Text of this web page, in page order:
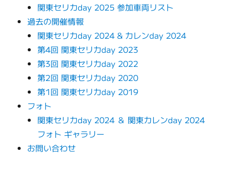
関東セリカday 2025 参加車両リスト
過去の開催情報
関東セリカday 2024 & カレンday 2024
第4回 関東セリカday 2023
第3回 関東セリカday 2022
第2回 関東セリカday 2020
第1回 関東セリカday 2019
フォト
関東セリカday 2024 ＆ 関東カレンday 2024
フォト ギャラリー
お問い合わせ